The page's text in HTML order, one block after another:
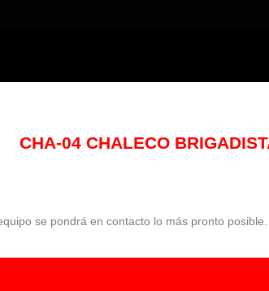
CHA-04 CHALECO
se pondrá en contacto lo más pronto posible.